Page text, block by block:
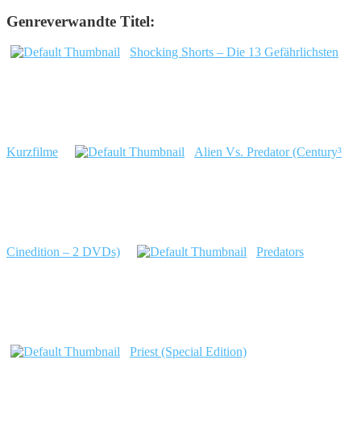
Genreverwandte Titel:
Shocking Shorts – Die 13 Gefährlichsten
Kurzfilme Alien Vs. Predator (Century³
Cinedition – 2 DVDs) Predators
Priest (Special Edition)